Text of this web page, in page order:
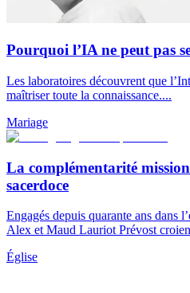
Pourquoi l’IA ne peut pas
Les laboratoires découvrent que
maîtriser toute la connaissance....
Mariage
La complémentarité
sacerdoce
Engagés depuis quarante ans dans
Alex et Maud Lauriot Prévost
Église